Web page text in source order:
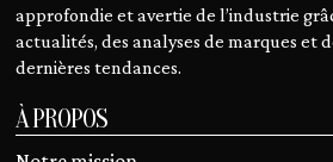
approfondie et avertie de l’industrie
actualités, des analyses de marques et
dernières tendances.
À PROPOS